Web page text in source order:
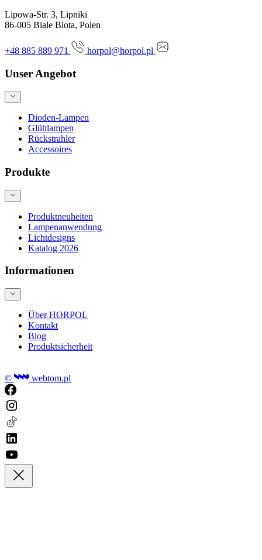
Lipowa-Str. 3, Lipniki
86-005 Biale Blota, Polen
+48 885 889 971 horpol@horpol.pl
Unser Angebot
Dioden-Lampen
Glühlampen
Rückstrahler
Accessoires
Produkte
Produktneuheiten
Lampenanwendung
Lichtdesigns
Katalog 2026
Informationen
Über HORPOL
Kontakt
Blog
Produktsicherheit
© webtom.pl